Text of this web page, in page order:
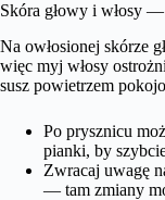
Skóra głowy i włosy
Na owłosionej skórze
więc myj włosy
susz powietrzem
Po prysznicu
pianki, by
Zwracaj uwagę
— tam zmiany